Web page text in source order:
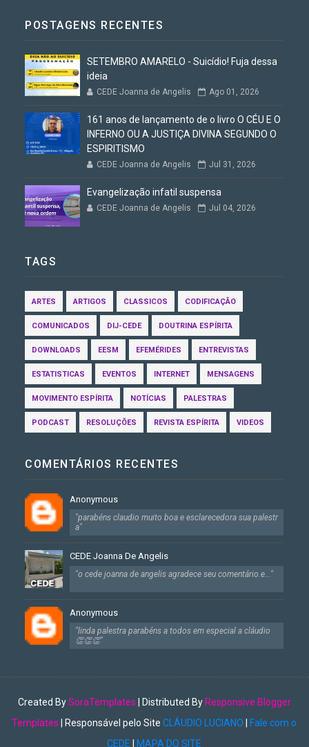
POSTAGENS RECENTES
SETEMBRO AMARELO - Suicídio! Fuja dessa
ideia
CEDE Joanna de Angelis Ago 01, 2026
161 anos de lançamento de o livro O CÉU E O
INFERNO OU A JUSTIÇA DIVINA SEGUNDO O
ESPIRITISMO
CEDE Joanna de Angelis Jul 31, 2026
Evangelização infatil suspensa
CEDE Joanna de Angelis Jul 04, 2026
TAGS
ARTES ARTIGOS CLASSICOS CODIFICAÇÃO
COMUNICADOS DIJ-CEDE DOUTRINA ESPÍRITA
DOWNLOADS EESM EFEMÉRIDES ENTREVISTAS
ESTATISTICAS EVENTOS INTERNET MENSAGENS
MOVIMENTO ESPÍRITA NOTÍCIAS PALESTRAS
PODCAST RESOLUÇÕES REVISTA ESPÍRITA VIDEOS
COMENTÁRIOS RECENTES
Anonymous
"parabéns claudio muito boa e esclarecedora sua palestr
a"
CEDE Joanna De Angelis
"o cede joanna de angelis agradece seu comentário.e..."
Anonymous
"linda palestra parabéns a todos em especial a cláudio
👏👏👏"
Created BySoraTemplates | Distributed By Responsive Blogger
Templates | Responsável pelo SiteCLÁUDIO LUCIANO
Fale com o
CEDE
MAPA DO SITE